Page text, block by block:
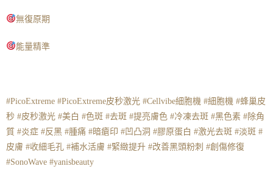
無復原期
能量精準
#PicoExtreme #PicoExtreme皮秒激光 #Cellvibe細胞機 #細胞機 #蜂巢皮
秒 #皮秒激光 #美白 #色斑 #去斑 #提亮膚色 #冷凍去斑 #黑色素 #除角
質 #炎症 #反黑 #腫痛 #暗瘡印 #凹凸洞 #膠原蛋白 #激光去斑 #淡斑 #
皮膚 #收細毛孔 #補水活膚 #緊緻提升 #改善黑頭粉刺 #創傷修復
#SonoWave #yanisbeauty